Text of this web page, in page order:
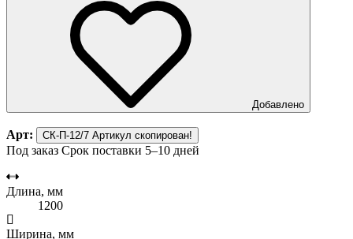
Добавлено
Арт: СК-П-12/7 Артикул скопирован!
Под заказ Срок поставки 5–10 дней
Длина, мм
1200
Ширина, мм